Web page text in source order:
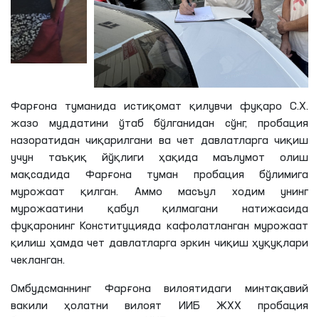
Фарғона туманида истиқомат қилувчи фуқаро С.Х.
жазо муддатини ўтаб бўлганидан сўнг, пробация
назоратидан чиқарилгани ва чет давлатларга чиқиш
учун таъқиқ йўқлиги ҳақида маълумот олиш
мақсадида Фарғона туман пробация бўлимига
мурожаат қилган. Аммо масъул ходим унинг
мурожаатини қабул қилмагани натижасида
фуқаронинг Конституцияда кафолатланган мурожаат
қилиш ҳамда чет давлатларга эркин чиқиш ҳуқуқлари
чекланган.
Омбудсманнинг Фарғона вилоятидаги минтақавий
вакили ҳолатни вилоят ИИБ ЖХХ
пробация